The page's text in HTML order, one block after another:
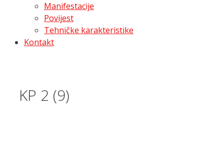
Manifestacije
Povijest
Tehničke karakteristike
Kontakt
KP 2 (9)